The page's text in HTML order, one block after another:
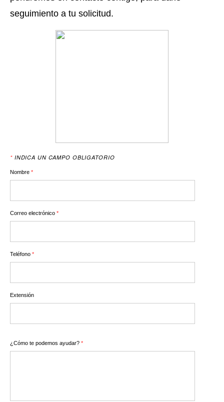
seguimiento a tu solicitud. ​
*INDICA UN CAMPO OBLIGATORIO
Nombre *
Correo electrónico *
Teléfono *
Extensión
¿Cómo te podemos ayudar? *